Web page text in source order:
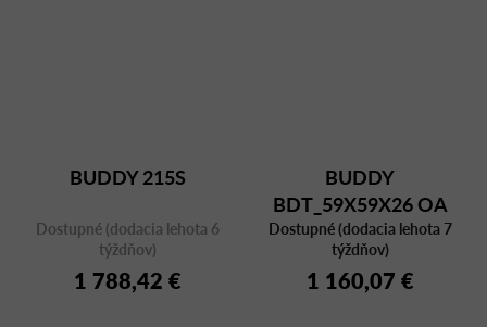
BUDDY 215S
Dostupné (dodacia lehota 6
týždňov)
1 788,42 €
BUDDY
BDT_59X59X26 OA
MARBLE
Dostupné (dodacia lehota 7
týždňov)
1 160,07 €